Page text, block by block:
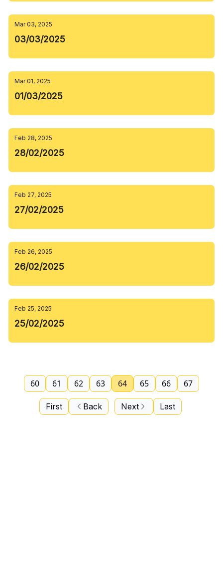
Mar 03, 2025
03/03/2025
Mar 01, 2025
01/03/2025
Feb 28, 2025
28/02/2025
Feb 27, 2025
27/02/2025
Feb 26, 2025
26/02/2025
Feb 25, 2025
25/02/2025
First Back
60 61 62 63 64 65 66 67
Next Last